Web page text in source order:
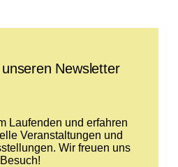
Newsletter
Laufenden und erfahren
Veranstaltungen und
Wir freuen uns